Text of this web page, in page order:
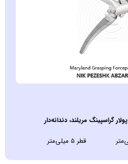
گراسپینگ مریلند، دندانه‌دار